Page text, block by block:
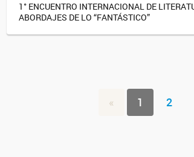
1° ENCUENTRO INTERNACIONAL DE
ABORDAJES DE LO “FANTÁSTICO”
« 1 2